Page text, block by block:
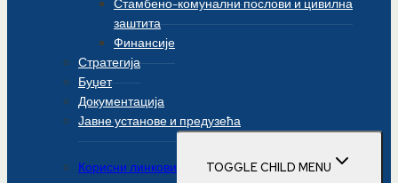
Стамбено-комунални послови и цивилна
заштита
Финансије
Стратегија
Буџет
Документација
Јавне установе и предузећа
Корисни линкови TOGGLE CHILD MENU